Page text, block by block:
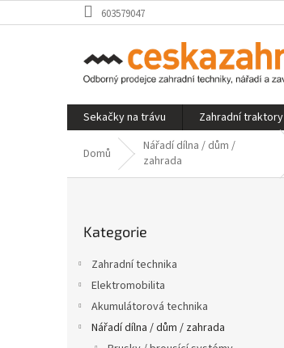
na
603579047
Sekačky na trávu Zahradní traktory
Domů
Nářadí dílna / dům /
zahrada
kategorie
Kategorie
Zahradní technika
Elektromobilita
Akumulátorová technika
Nářadí dílna / dům / zahrada